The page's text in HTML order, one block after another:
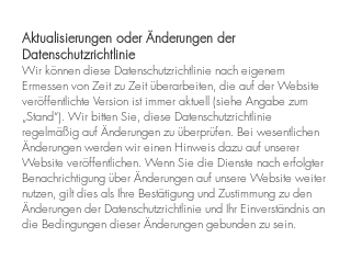
Aktualisierungen oder Änderungen der
Datenschutzrichtlinie
Wir können diese Datenschutzrichtlinie nach eigenem
Ermessen von Zeit zu Zeit überarbeiten, die auf der Website
veröffentlichte Version ist immer aktuell (siehe Angabe zum
„Stand“). Wir bitten Sie, diese Datenschutzrichtlinie
regelmäßig auf Änderungen zu überprüfen. Bei wesentlichen
Änderungen werden wir einen Hinweis dazu auf unserer
Website veröffentlichen. Wenn Sie die Dienste nach erfolgter
Benachrichtigung über Änderungen auf unsere Website weiter
nutzen, gilt dies als Ihre Bestätigung und Zustimmung zu den
Änderungen der Datenschutzrichtlinie und Ihr Einverständnis an
die Bedingungen dieser Änderungen gebunden zu sein.